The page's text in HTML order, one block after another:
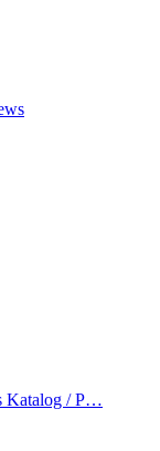
Katalog / P…